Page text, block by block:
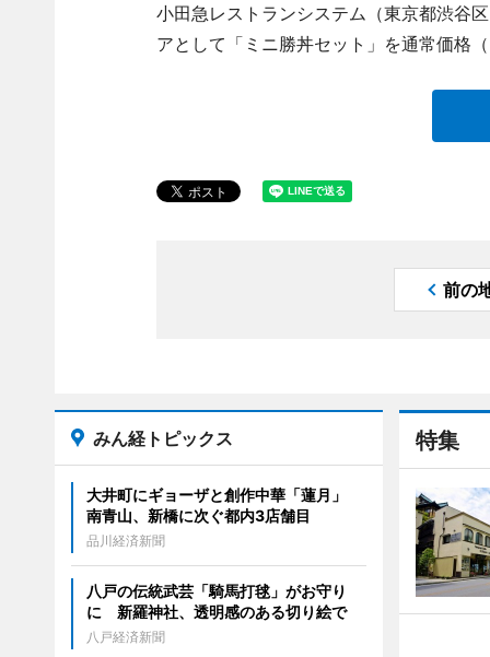
小田急レストランシステム（東京都渋谷
アとして「ミニ勝丼セット」を通常価格
前の
特集
みん経トピックス
大井町にギョーザと創作中華「蓮月」
南青山、新橋に次ぐ都内3店舗目
品川経済新聞
八戸の伝統武芸「騎馬打毬」がお守り
に 新羅神社、透明感のある切り絵で
八戸経済新聞